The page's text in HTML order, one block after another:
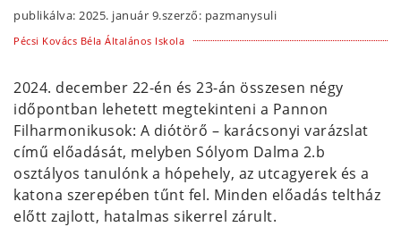
publikálva: 2025. január 9.szerző: pazmanysuli
Pécsi Kovács Béla Általános Iskola
2024. december 22-én és 23-án összesen négy
időpontban lehetett megtekinteni a Pannon
Filharmonikusok: A diótörő – karácsonyi varázslat
című előadását, melyben Sólyom Dalma 2.b
osztályos tanulónk a hópehely, az utcagyerek és a
katona szerepében tűnt fel. Minden előadás teltház
előtt zajlott, hatalmas sikerrel zárult.